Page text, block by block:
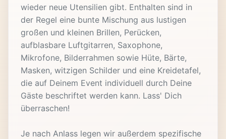
wieder neue Utensilien gibt. Enthalten sind in
der Regel eine bunte Mischung aus lustigen
großen und kleinen Brillen, Perücken,
aufblasbare Luftgitarren, Saxophone,
Mikrofone, Bilderrahmen sowie Hüte, Bärte,
Masken, witzigen Schilder und eine Kreidetafel,
die auf Deinem Event individuell durch Deine
Gäste beschriftet werden kann. Lass' Dich
überraschen!
Je nach Anlass legen wir außerdem spezifische